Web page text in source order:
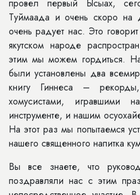
провел первый Ысыах,
Туймаада и очень скоро
очень радует нас. Это
якутском народе
этим мы можем гордиться.
были установлены два
книгу Гиннеса –
хомусистами, игравшими
инструменте, и нашим
На этот раз мы попытаемся
нашего священного напитка
Вы все знаете, что
поздравляли нас с этим